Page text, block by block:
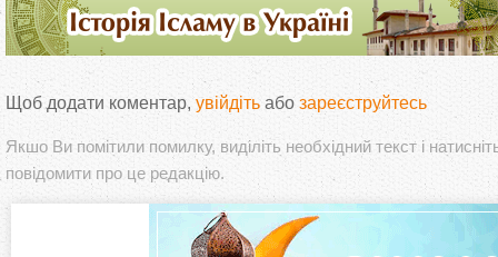
Щоб додати коментар, увійдіть або зареєструйтесь
Якшо Ви помітили помилку, виділіть необхідний текст і
повідомити про це редакцію.